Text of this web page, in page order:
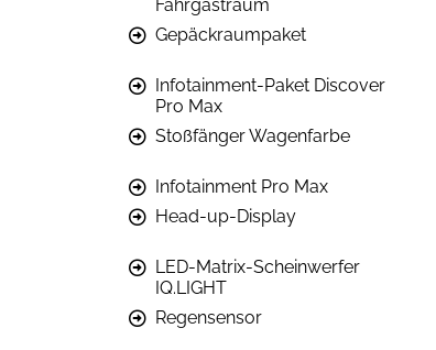
Fahrgastraum
Gepäckraumpaket
Infotainment-Paket Discover
Pro Max
Stoßfänger Wagenfarbe
Infotainment Pro Max
Head-up-Display
LED-Matrix-Scheinwerfer
IQ.LIGHT
Regensensor